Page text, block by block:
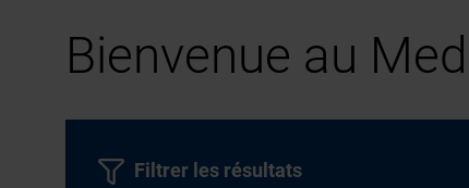
Bienvenue au
Filtrer les résultats